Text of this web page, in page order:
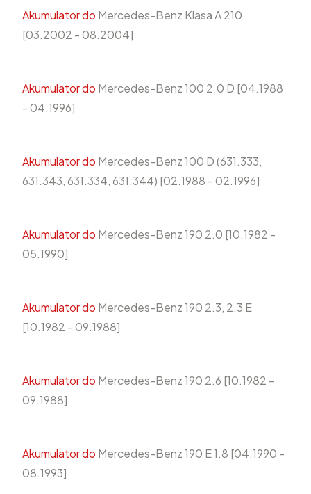
Akumulator do Mercedes-Benz Klasa A 210
[03.2002 - 08.2004]
Akumulator do Mercedes-Benz 100 2.0 D [04.1988
- 04.1996]
Akumulator do Mercedes-Benz 100 D (631.333,
631.343, 631.334, 631.344) [02.1988 - 02.1996]
Akumulator do Mercedes-Benz 190 2.0 [10.1982 -
05.1990]
Akumulator do Mercedes-Benz 190 2.3, 2.3 E
[10.1982 - 09.1988]
Akumulator do Mercedes-Benz 190 2.6 [10.1982 -
09.1988]
Akumulator do Mercedes-Benz 190 E 1.8 [04.1990 -
08.1993]